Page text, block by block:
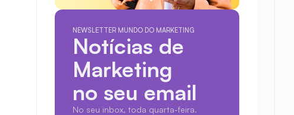
NEWSLETTER MUNDO DO MARKETING
Notícias de
Marketing
no seu email
No seu inbox, toda quarta-feira.